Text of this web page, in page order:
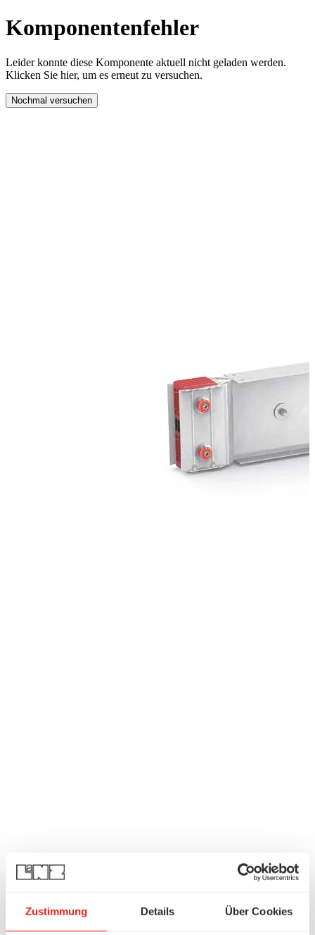
Zustimmung Details Über Cookies
Komponentenfehler
Leider konnte diese Komponente aktuell nicht geladen werden.
Klicken Sie hier, um es erneut zu versuchen.
Nochmal versuchen